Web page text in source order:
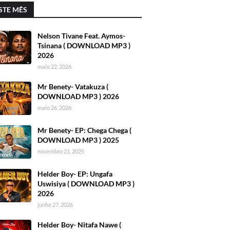
MÊS
Nelson Tivane Feat. Aymos-
Tsinana ( DOWNLOAD MP3 )
2026
maio 22, 2026
Mr Benety- Vatakuza (
DOWNLOAD MP3 ) 2026
maio 26, 2026
Mr Benety- EP: Chega Chega (
DOWNLOAD MP3 ) 2025
novembro 21, 2025
Helder Boy- EP: Ungafa
Uswisiya ( DOWNLOAD MP3 )
2026
junho 27, 2026
Helder Boy- Nitafa Nawe (